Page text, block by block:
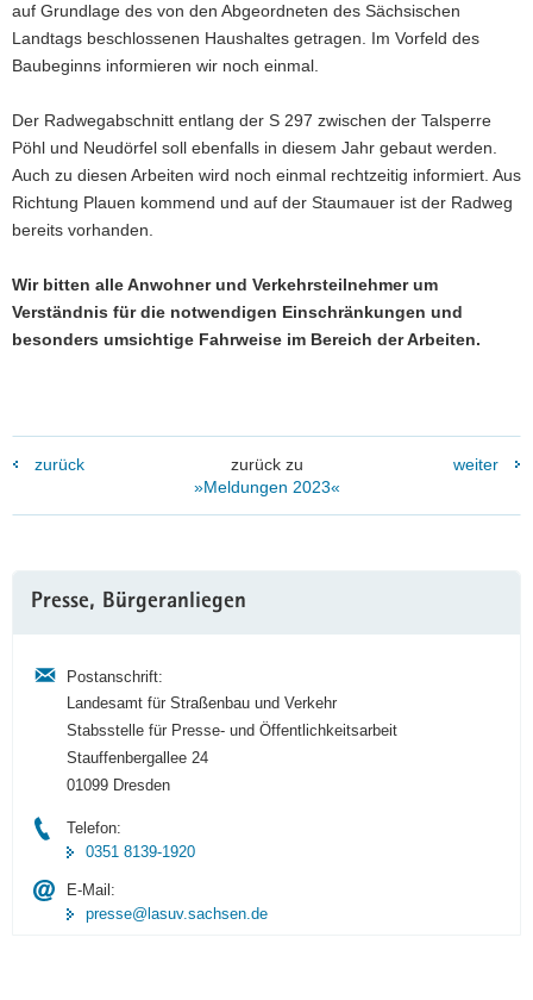
auf Grundlage des von den Abgeordneten des Sächsischen
Landtags beschlossenen Haushaltes getragen. Im Vorfeld des
Baubeginns informieren wir noch einmal.
Der Radwegabschnitt entlang der S 297 zwischen der Talsperre
Pöhl und Neudörfel soll ebenfalls in diesem Jahr gebaut werden.
Auch zu diesen Arbeiten wird noch einmal rechtzeitig informiert. Aus
Richtung Plauen kommend und auf der Staumauer ist der Radweg
bereits vorhanden.
Wir bitten alle Anwohner und Verkehrsteilnehmer um
Verständnis für die notwendigen Einschränkungen und
besonders umsichtige Fahrweise im Bereich der Arbeiten.
zurück
zurück zu
»Meldungen 2023«
weiter
Information
Presse, Bürgeranliegen
Postanschrift:
Landesamt für Straßenbau und Verkehr
Stabsstelle für Presse- und Öffentlichkeitsarbeit
Stauffenbergallee 24
01099 Dresden
Telefon:
0351 8139-1920
E-Mail:
presse@lasuv.sachsen.de